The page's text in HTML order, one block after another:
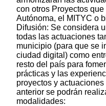
con otros Proyectos
Autónoma, el MITYC o
Difusión: Se considera
todas las actuaciones
municipio (para que se
ciudad digital) como
resto del país para
prácticas y las
proyectos y
anterior se podrán
modalidades: